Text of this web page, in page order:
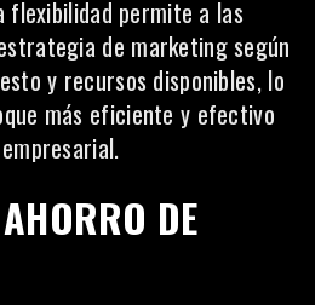
permite a las
de marketing según
y recursos disponibles, lo
más eficiente y efectivo
DE